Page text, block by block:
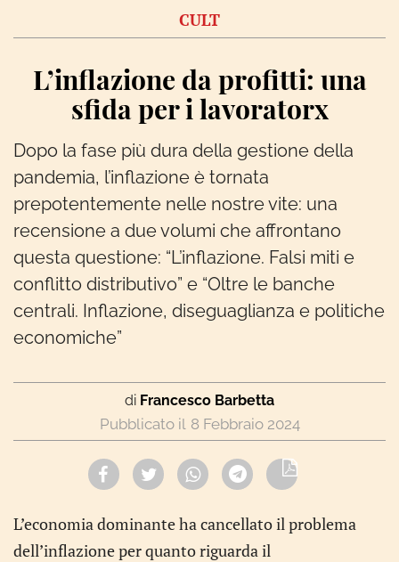
CULT
L’inflazione da profitti: una
sfida per i lavoratorx
Dopo la fase più dura della gestione della
pandemia, l’inflazione è tornata
prepotentemente nelle nostre vite: una
recensione a due volumi che affrontano
questa questione: “L’inflazione. Falsi miti e
conflitto distributivo” e “Oltre le banche
centrali. Inflazione, diseguaglianza e politiche
economiche”
di Francesco Barbetta
8 Febbraio 2024
L’economia dominante ha cancellato il problema
dell’inflazione per quanto riguarda il